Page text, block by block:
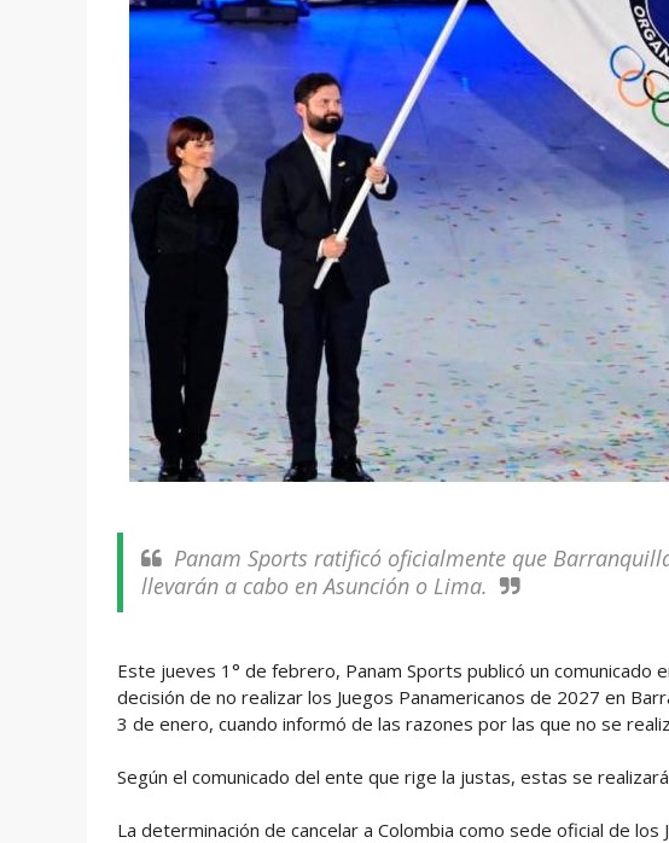
Panam Sports ratificó oficialmente que
llevarán a cabo en Asunción o Lima.
Este jueves 1° de febrero, Panam Sports publicó un comunicado
decisión de no realizar los Juegos Panamericanos de 2027 en
3 de enero, cuando informó de las razones por las que no se
Según el comunicado del ente que rige la justas, estas se
La determinación de cancelar a Colombia como sede oficial de